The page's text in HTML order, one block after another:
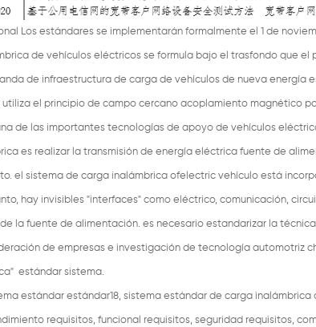
Los estándares se implementarán formalmente el 1 de
de vehículos eléctricos se formula bajo el trasfondo que
de infraestructura de carga de vehículos de nueva energía
el principio de campo cercano acoplamiento magnético
de las importantes tecnologías de apoyo de vehículos
es realizar la transmisión de energía eléctrica fuente de
el sistema de carga inalámbrica ofelectric vehículo está
hay invisibles "interfaces" como eléctrico, comunicación,
la fuente de alimentación. es necesario estandarizar la
de empresas e investigación de tecnología automotriz
estándar sistema.
estándar estándar18, sistema estándar de carga
requisitos, funcional requisitos, seguridad requisitos,